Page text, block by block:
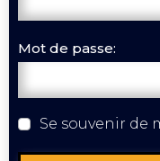
Mot de passe:
Se souvenir de